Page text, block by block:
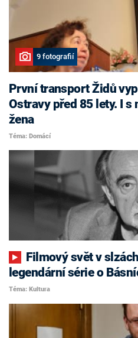
9 fotografií
První transport Židů
Ostravy před 85 lety. I s
žena
Téma: Domácí
legendární série o
Téma: Kultura